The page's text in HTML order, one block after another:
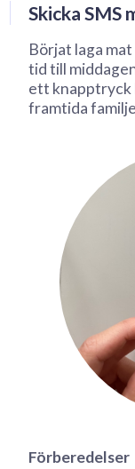
Skicka SMS
Börjat laga
tid till
ett knapptryck
framtida
Förberedelser